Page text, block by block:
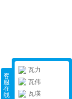
客
服
在
线
瓦力
瓦伟
瓦瑛